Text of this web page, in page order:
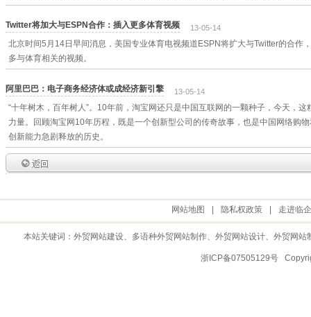
Twitter将加大与ESPN合作：插入更多体育视频 13-05-14
北京时间5月14日早间消息，美国专业体育电视频道ESPN将扩大与Twitter的合作
多与体育相关的视频。
阿里巴巴：电子商务经济体或成经济新引擎 13-05-14
“十年树木，百年树人”。10年前，淘宝网还只是中国互联网的一颗种子，今天，
力量。回顾淘宝网10年历程，既是一个创新型公司的传奇故事，也是中国网络购
创新能力急剧释放的历史。
网站地图 隐私权政策 走进临企
本站关键词： 外贸网站建设、多语种外贸网站制作、 外贸网站设计、 外贸网站
浙ICP备07505129号